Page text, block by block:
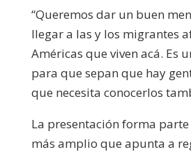
“Queremos dar un buen
llegar a las y los migrantes
Américas que viven acá. Es
para que sepan que hay
que necesita conocerlos
La presentación forma
más amplio que apunta a